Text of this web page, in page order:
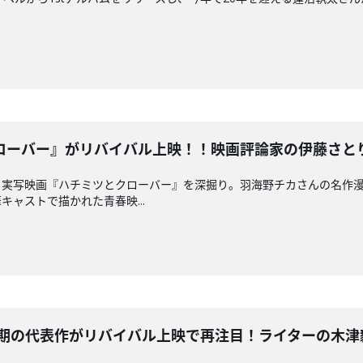
ーバー』がリバイバル上映！！映画評論家の伊藤さ
写映画『ハチミツとクローバー』を深掘り。羽海野チカさんの名
ャストで描かれた青春映...
の代表作がリバイバル上映で再注目！ライターの木